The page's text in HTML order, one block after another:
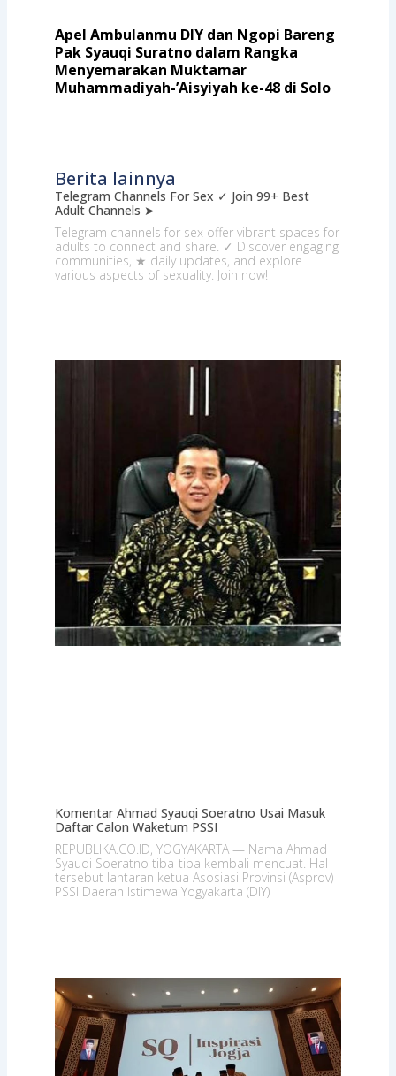
Apel Ambulanmu DIY dan Ngopi Bareng
Pak Syauqi Suratno dalam Rangka
Menyemarakan Muktamar
Muhammadiyah-’Aisyiyah ke-48 di Solo
Berita lainnya
Telegram Channels For Sex ✓ Join 99+ Best
Adult Channels ➤
Telegram channels for sex offer vibrant spaces for
adults to connect and share. ✓ Discover engaging
communities, ★ daily updates, and explore
various aspects of sexuality. Join now!
Komentar Ahmad Syauqi Soeratno Usai Masuk
Daftar Calon Waketum PSSI
REPUBLIKA.CO.ID, YOGYAKARTA — Nama Ahmad
Syauqi Soeratno tiba-tiba kembali mencuat. Hal
tersebut lantaran ketua Asosiasi Provinsi (Asprov)
PSSI Daerah Istimewa Yogyakarta (DIY)